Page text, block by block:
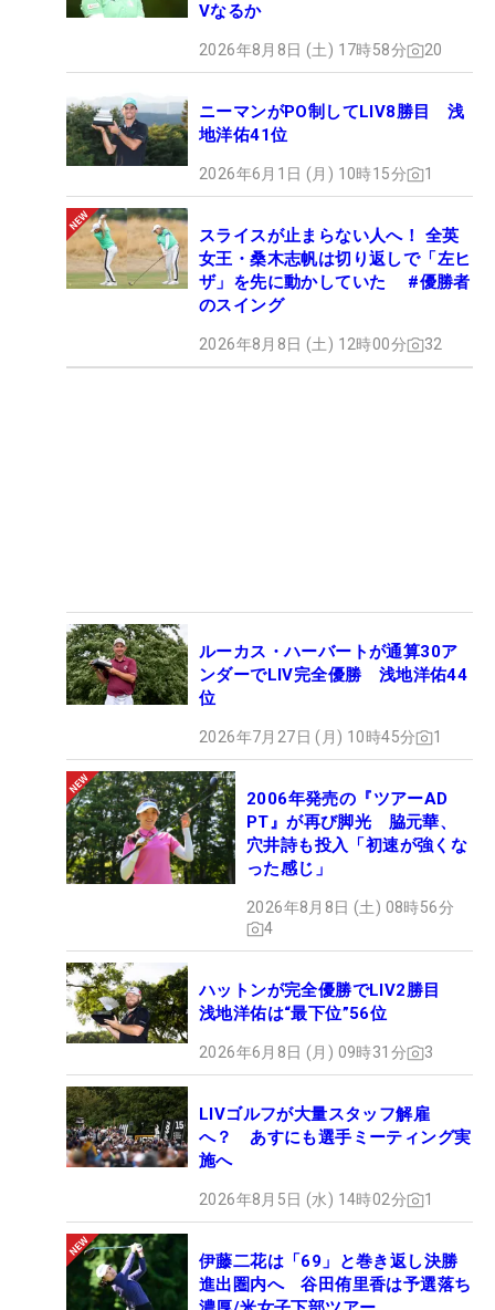
Vなるか
2026年8月8日 (土) 17時58分 20
ニーマンがPO制してLIV8勝目 浅
地洋佑41位
2026年6月1日 (月) 10時15分 1
スライスが止まらない人へ！ 全英
女王・桑木志帆は切り返しで「左ヒ
ザ」を先に動かしていた #優勝者
のスイング
2026年8月8日 (土) 12時00分 32
ルーカス・ハーバートが通算30ア
ンダーでLIV完全優勝 浅地洋佑44
位
2026年7月27日 (月) 10時45分 1
2006年発売の『ツアーAD
PT』が再び脚光 脇元華、
穴井詩も投入「初速が強くな
った感じ」
2026年8月8日 (土) 08時56分
4
ハットンが完全優勝でLIV2勝目
浅地洋佑は“最下位”56位
2026年6月8日 (月) 09時31分 3
LIVゴルフが大量スタッフ解雇
へ？ あすにも選手ミーティング実
施へ
2026年8月5日 (水) 14時02分 1
伊藤二花は「69」と巻き返し決勝
進出圏内へ 谷田侑里香は予選落ち